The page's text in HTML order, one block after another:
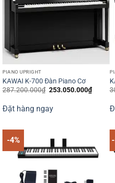
PIANO UPRIGHT
KAWAI K-700 Đàn Piano Cơ
287.200.000₫ Giá
287.200.000₫.
253.050.000₫Giá
hiện
Đặt hàng ngay
-4%